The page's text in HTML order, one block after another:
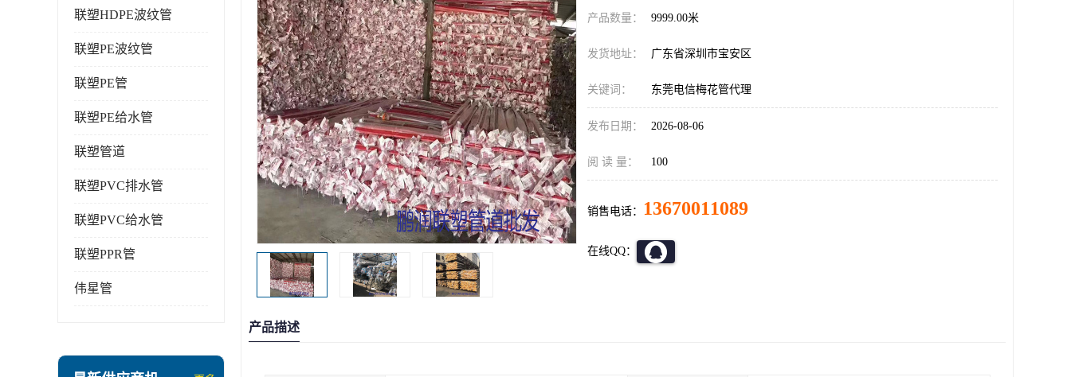
联塑HDPE波纹管
联塑PE波纹管
联塑PE管
联塑PE给水管
联塑管道
联塑PVC排水管
联塑PVC给水管
联塑PPR管
伟星管
产品数量： 9999.00米
发货地址： 广东省深圳市宝安区
关键词： 东莞电信梅花管代理
发布日期： 2026-08-06
阅 读 量： 100
销售电话： 13670011089
在线QQ：
产品描述